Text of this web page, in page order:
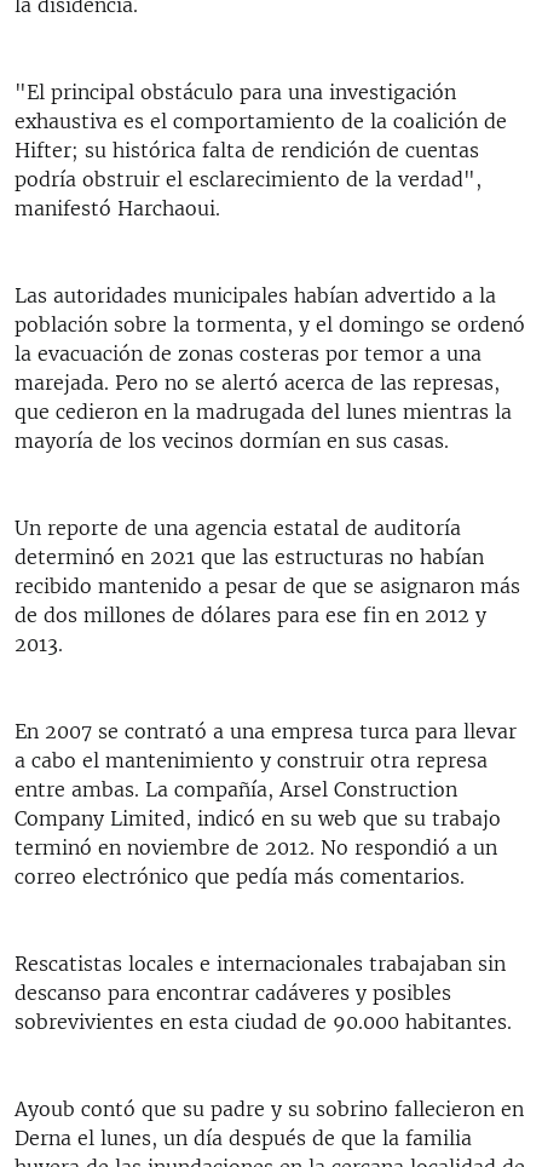
"El principal obstáculo para una investigación
exhaustiva es el comportamiento de la coalición de
Hifter; su histórica falta de rendición de cuentas
podría obstruir el esclarecimiento de la verdad",
manifestó Harchaoui.
Las autoridades municipales habían advertido a la
población sobre la tormenta, y el domingo se ordenó
la evacuación de zonas costeras por temor a una
marejada. Pero no se alertó acerca de las represas,
que cedieron en la madrugada del lunes mientras la
mayoría de los vecinos dormían en sus casas.
Un reporte de una agencia estatal de auditoría
determinó en 2021 que las estructuras no habían
recibido mantenido a pesar de que se asignaron más
de dos millones de dólares para ese fin en 2012 y
2013.
En 2007 se contrató a una empresa turca para llevar
a cabo el mantenimiento y construir otra represa
entre ambas. La compañía, Arsel Construction
Company Limited, indicó en su web que su trabajo
terminó en noviembre de 2012. No respondió a un
correo electrónico que pedía más comentarios.
Rescatistas locales e internacionales trabajaban sin
descanso para encontrar cadáveres y posibles
sobrevivientes en esta ciudad de 90.000 habitantes.
Ayoub contó que su padre y su sobrino fallecieron en
Derna el lunes, un día después de que la familia